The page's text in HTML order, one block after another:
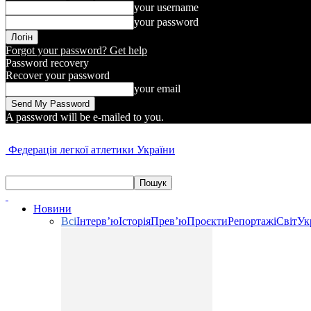
your username
your password
Forgot your password? Get help
Password recovery
Recover your password
your email
A password will be e-mailed to you.
Федерація легкої атлетики України
Новини
ВсіІнтерв’юІсторіяПрев’юПроєктиРепортажіСвіт